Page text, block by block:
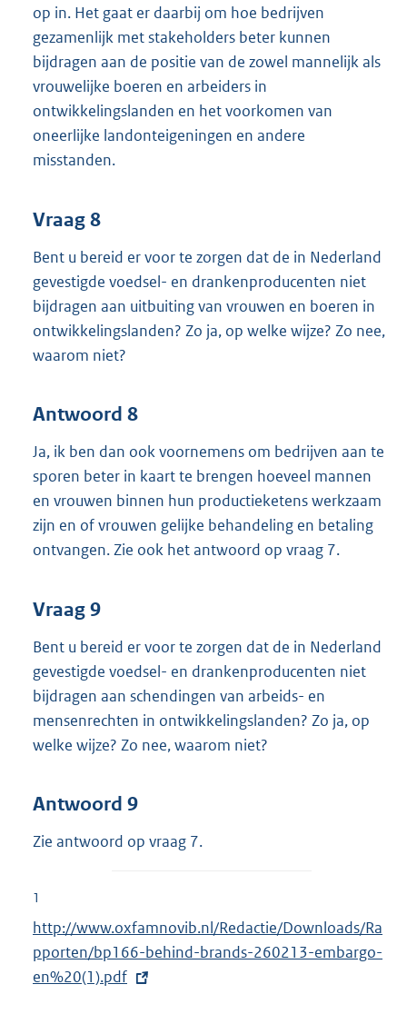
op in. Het gaat er daarbij om hoe bedrijven
gezamenlijk met stakeholders beter kunnen
bijdragen aan de positie van de zowel mannelijk als
vrouwelijke boeren en arbeiders in
ontwikkelingslanden en het voorkomen van
oneerlijke landonteigeningen en andere
misstanden.
Vraag 8
Bent u bereid er voor te zorgen dat de in Nederland
gevestigde voedsel- en drankenproducenten niet
bijdragen aan uitbuiting van vrouwen en boeren in
ontwikkelingslanden? Zo ja, op welke wijze? Zo nee,
waarom niet?
Antwoord 8
Ja, ik ben dan ook voornemens om bedrijven aan te
sporen beter in kaart te brengen hoeveel mannen
en vrouwen binnen hun productieketens werkzaam
zijn en of vrouwen gelijke behandeling en betaling
ontvangen. Zie ook het antwoord op vraag 7.
Vraag 9
Bent u bereid er voor te zorgen dat de in Nederland
gevestigde voedsel- en drankenproducenten niet
bijdragen aan schendingen van arbeids- en
mensenrechten in ontwikkelingslanden? Zo ja, op
welke wijze? Zo nee, waarom niet?
Antwoord 9
Zie antwoord op vraag 7.
1
E
x
t
http://www.oxfamnovib.nl/Redactie/Downloads/Ra
pporten/bp166-behind-brands-260213-embargo-
en%20(1).pdf